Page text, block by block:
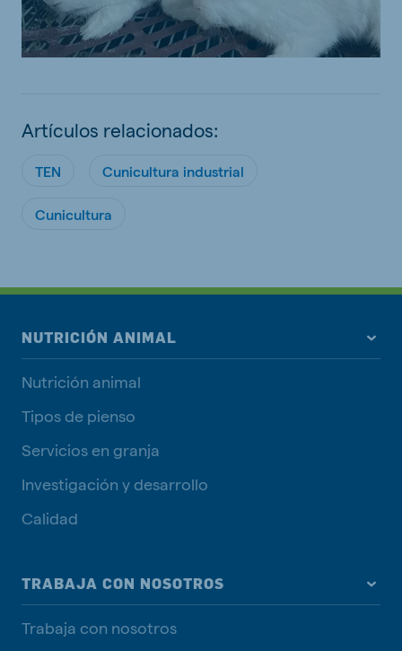
Artículos relacionados:
TEN Cunicultura industrial
Cunicultura
NUTRICIÓN ANIMAL
Nutrición animal
Tipos de pienso
Servicios en granja
Investigación y desarrollo
Calidad
TRABAJA CON NOSOTROS
Trabaja con nosotros